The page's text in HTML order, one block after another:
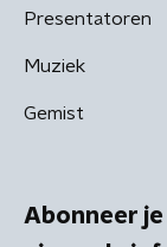
Presentatoren
Muziek
Gemist
Abonneer